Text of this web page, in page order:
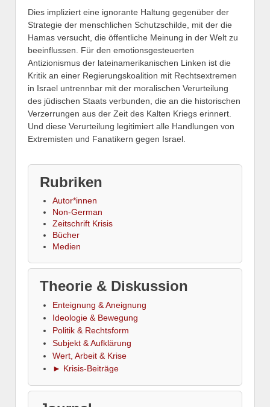
Dies impliziert eine ignorante Haltung gegenüber der
Strategie der menschlichen Schutzschilde, mit der die
Hamas versucht, die öffentliche Meinung in der Welt zu
beeinflussen. Für den emotionsgesteuerten
Antizionismus der lateinamerikanischen Linken ist die
Kritik an einer Regierungskoalition mit Rechtsextremen
in Israel untrennbar mit der moralischen Verurteilung
des jüdischen Staats verbunden, die an die historischen
Verzerrungen aus der Zeit des Kalten Kriegs erinnert.
Und diese Verurteilung legitimiert alle Handlungen von
Extremisten und Fanatikern gegen Israel.
Rubriken
Autor*innen
Non-German
Zeitschrift Krisis
Bücher
Medien
Theorie & Diskussion
Enteignung & Aneignung
Ideologie & Bewegung
Politik & Rechtsform
Subjekt & Aufklärung
Wert, Arbeit & Krise
► Krisis-Beiträge